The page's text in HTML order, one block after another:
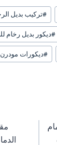
#تركيب بديل
#ديكور بديل رخام
#ديكورات